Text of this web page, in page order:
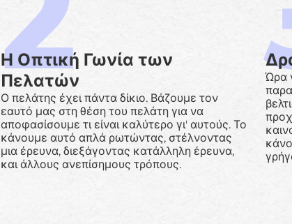
Η Οπτική Γωνία των
Πελατών
Ο πελάτης έχει πάντα δίκιο. Βάζουμε τον
εαυτό μας στη θέση του πελάτη για να
αποφασίσουμε τι είναι καλύτερο γι' αυτούς. Το
κάνουμε αυτό απλά ρωτώντας, στέλνοντας
μια έρευνα, διεξάγοντας κατάλληλη έρευνα,
και άλλους ανεπίσημους τρόπους.
Ώρα